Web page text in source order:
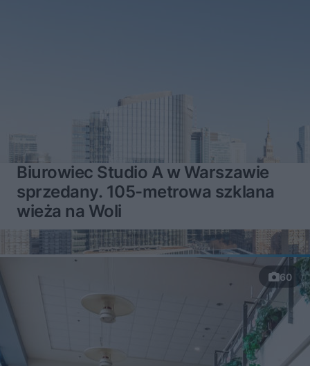
Biurowiec Studio A w Warszawie
sprzedany. 105-metrowa szklana
wieża na Woli
60